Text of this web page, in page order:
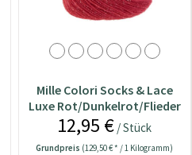
Mille Colori Socks & Lace
Luxe Rot/Dunkelrot/Flieder
Lang Yarns Wolle
12,95 € / Stück
Grundpreis (129,50 € * / 1 Kilogramm)